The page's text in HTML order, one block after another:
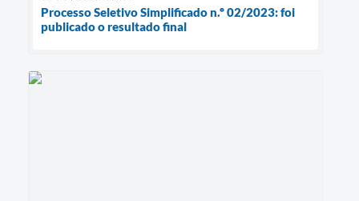
Processo Seletivo Simplificado n.º 02/2023: foi
publicado o resultado final